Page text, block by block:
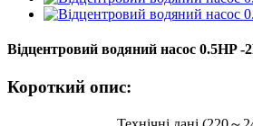
Відцентровий водяний насос 0.5HP -
Короткий опис: